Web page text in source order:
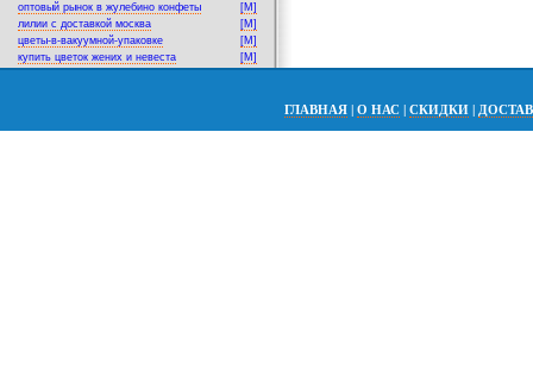
оптовый рынок в жулебино конфеты
[M]
лилии с доставкой москва
[M]
цветы-в-вакуумной-упаковке
[M]
купить цветок жених и невеста
[M]
ГЛАВНАЯ | О НАС | СКИДКИ |